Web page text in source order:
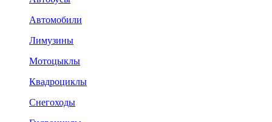
Автомобили
Лимузины
Мотоцыклы
Квадроциклы
Снегоходы